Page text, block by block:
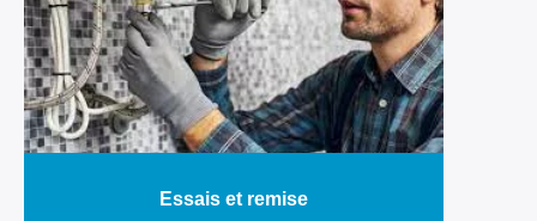
Essais et remise